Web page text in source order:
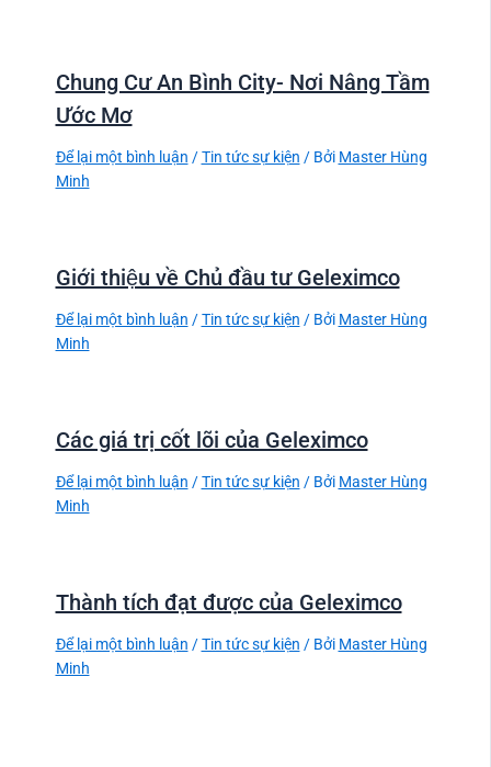
Chung Cư An Bình City- Nơi Nâng Tầm
Ước Mơ
Để lại một bình luận /Tin tức sự kiện / Bởi Master Hùng
Minh
Giới thiệu về Chủ đầu tư Geleximco
Để lại một bình luận /Tin tức sự kiện / Bởi Master Hùng
Minh
Các giá trị cốt lõi của Geleximco
Để lại một bình luận /Tin tức sự kiện / Bởi Master Hùng
Minh
Thành tích đạt được của Geleximco
Để lại một bình luận /Tin tức sự kiện / Bởi Master Hùng
Minh